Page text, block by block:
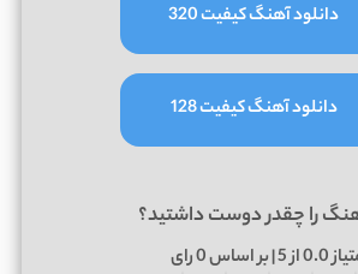
دانلود آهنگ کیفیت 320
دانلود آهنگ کیفیت 128
را چقدر دوست داشتید؟
0.0از 5 | بر اساس 0رای